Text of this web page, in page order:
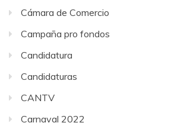
Cámara de Comercio
Campaña pro fondos
Candidatura
Candidaturas
CANTV
Carnaval 2022